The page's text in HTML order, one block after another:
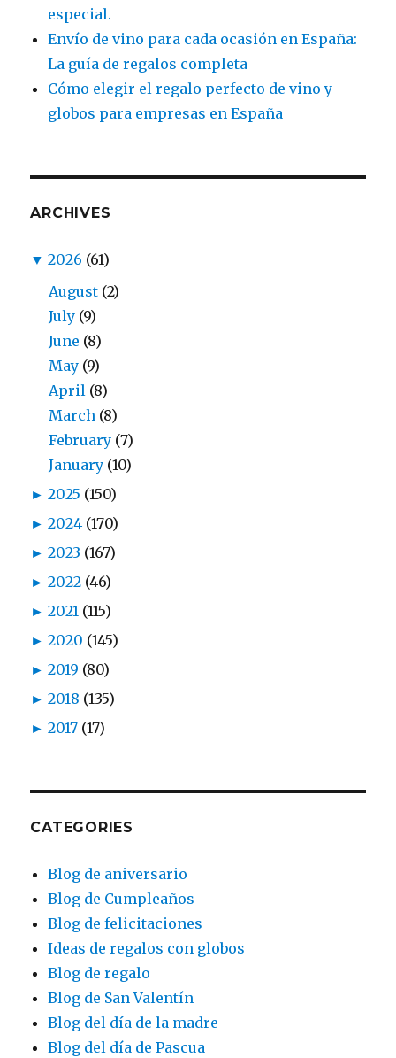
especial.
Envío de vino para cada ocasión en España:
La guía de regalos completa
Cómo elegir el regalo perfecto de vino y
globos para empresas en España
ARCHIVES
▼ 2026 (61)
August (2)
July (9)
June (8)
May (9)
April (8)
March (8)
February (7)
January (10)
► 2025 (150)
► 2024 (170)
► 2023 (167)
► 2022 (46)
► 2021 (115)
► 2020 (145)
► 2019 (80)
► 2018 (135)
► 2017 (17)
CATEGORIES
Blog de aniversario
Blog de Cumpleaños
Blog de felicitaciones
Ideas de regalos con globos
Blog de regalo
Blog de San Valentín
Blog del día de la madre
Blog del día de Pascua